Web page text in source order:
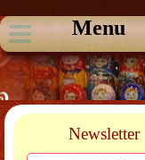
Menu
Newsletter